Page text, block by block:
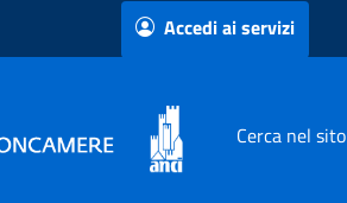
Accedi ai servizi
Cerca nel sito